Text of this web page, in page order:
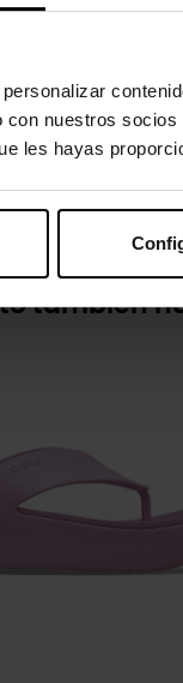
nuestros
les hayas
con los
a niños menores de 3
también